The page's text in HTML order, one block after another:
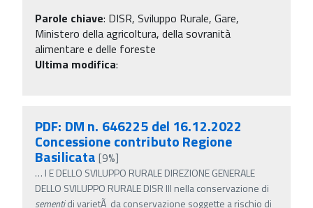
Parole chiave: DISR, Sviluppo Rurale, Gare,
Ministero della agricoltura, della sovranità
alimentare e delle foreste
Ultima modifica:
PDF: DM n. 646225 del 16.12.2022
Concessione contributo Regione
Basilicata [9%]
… I E DELLO SVILUPPO RURALE DIREZIONE GENERALE
DELLO SVILUPPO RURALE DISR III nella conservazione di
sementidi varietÃ da conservazione soggette a rischio di